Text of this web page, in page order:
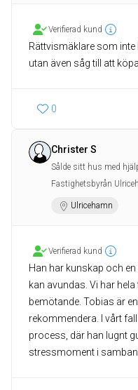
Verifierad kund
Rättvismäklare som inte
utan även såg till att
0
Christer S
Sålde sitt hus med
Fastighetsbyrån
Ulricehamn
Verifierad kund
Han har kunskap och
kan avundas. Vi har
bemötande. Tobias är
rekommendera. I vårt
process, där han lugnt
stressmoment i